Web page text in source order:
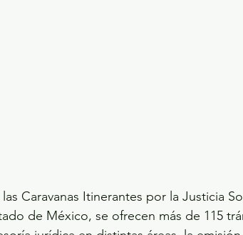
las Caravanas Itinerantes por la Justicia
de México, se ofrecen más de 115